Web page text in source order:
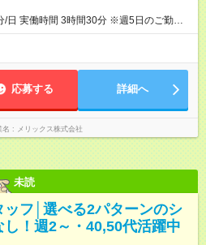
/日 実働時間 3時間30分 ※週5日のご勤
などは柔軟に対応いたします。ご安心
保できます。 ◆長期で働きたい方歓迎！
応募する 詳細へ
名 メリックス株式会社
未読
ッフ│選べる2パターンのシ
！週2～・40,50代活躍中